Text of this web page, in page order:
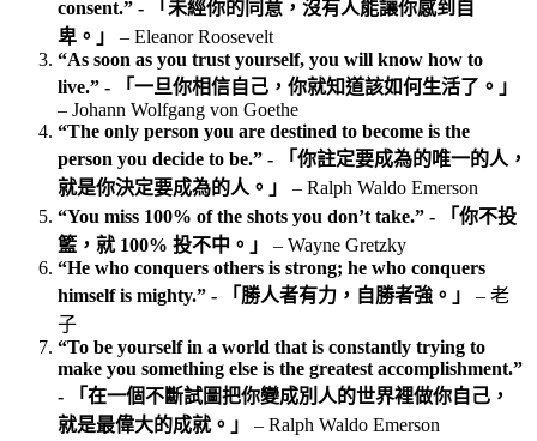
consent.” - 「未經你的同意，沒有人能讓你感到自
卑。」
– Eleanor Roosevelt
“As soon as you trust yourself, you will know how to
live.” - 「一旦你相信自己，你就知道該如何生活了。」
– Johann Wolfgang von Goethe
“The only person you are destined to become is the
person you decide to be.” - 「你註定要成為的唯一的人，
就是你決定要成為的人。」
– Ralph Waldo Emerson
“You miss 100% of the shots you don’t take.” - 「你不投
籃，就 100% 投不中。」
– Wayne Gretzky
“He who conquers others is strong; he who conquers
himself is mighty.” - 「勝人者有力，自勝者強。」
– 老
子
“To be yourself in a world that is constantly trying to
make you something else is the greatest accomplishment.”
- 「在一個不斷試圖把你變成別人的世界裡做你自己，
就是最偉大的成就。」
– Ralph Waldo Emerson